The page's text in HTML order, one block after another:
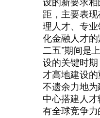
距，主要表
理人才、专
化金融人才
二五”期间是
设的关键时
才高地建设
不遗余力地
中心搭建人
有全球竞争力